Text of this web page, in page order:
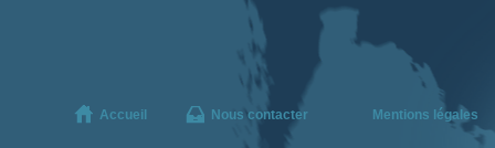
Accueil Nous contacter Mentions légales